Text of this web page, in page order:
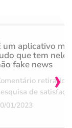
um aplicativo
que tem nele
fake news
retirado
de
01/2023
›